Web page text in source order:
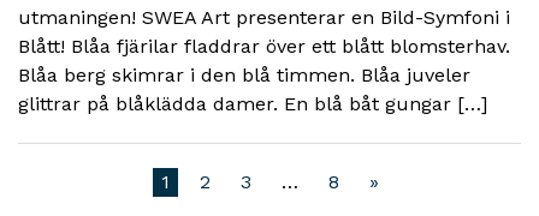
utmaningen! SWEA Art presenterar en Bild-Symfoni i
Blått! Blåa fjärilar fladdrar över ett blått blomsterhav.
Blåa berg skimrar i den blå timmen. Blåa juveler
glittrar på blåklädda damer. En blå båt gungar […]
1 2 3 … 8 »